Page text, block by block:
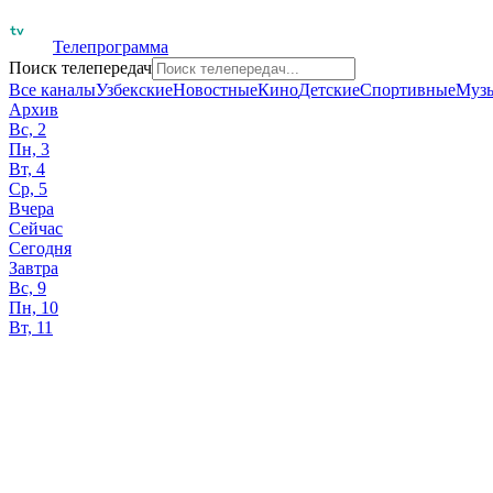
Телепрограмма
Поиск телепередач
Все каналыУзбекскиеНовостныеКиноДетскиеСпортивные
Архив
Вс, 2
Пн, 3
Вт, 4
Ср, 5
Вчера
Сейчас
Сегодня
Завтра
Вс, 9
Пн, 10
Вт, 11